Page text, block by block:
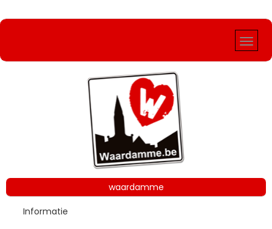
waardamme
Informatie
Jaar
Maand
Jaar
Maand